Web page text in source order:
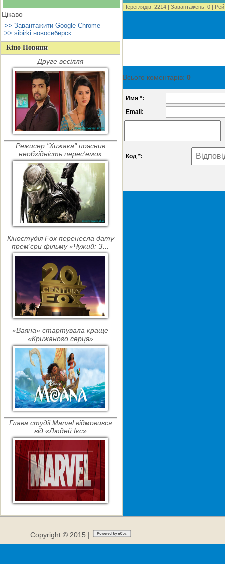
Цікаво
>> Завантажити Google Chrome
>> sibirki новосибирск
Кіно Новини
Друге весілля
Режисер "Хижака" пояснив
необхідність перес'емок
Кіностудія Fox перенесла дату
прем'єри фільму «Чужий: З...
«Ваяна» стартувала краще
«Крижаного серця»
Глава студії Marvel відмовився
від «Людей Ікс»
Переглядів: 2214 | Завантажень: 0 |
Всього коментарів: 0
Имя *:
Email:
Код *:
Copyright © 2015 |